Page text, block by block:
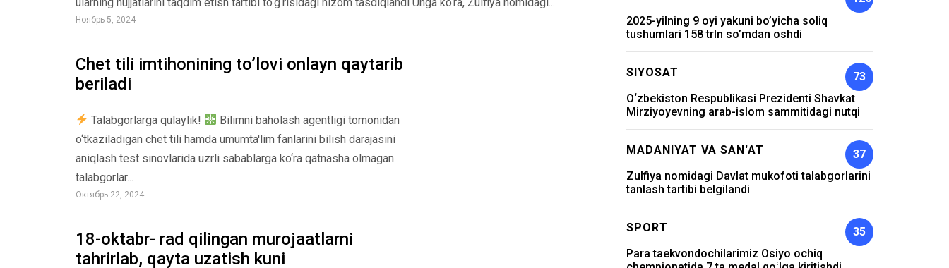
Ноябрь 5, 2024
Chet tili imtihonining to’lovi onlayn qaytarib
beriladi
Talabgorlarga qulaylik!
Bilimni baholash agentligi tomonidan
o‘tkaziladigan chet tili hamda umumta'lim fanlarini bilish darajasini
aniqlash test sinovlarida uzrli sabablarga ko‘ra qatnasha olmagan
talabgorlar...
Октябрь 22, 2024
18-oktabr- rad qilingan murojaatlarni
tahrirlab, qayta uzatish kuni
2025-yilning 9 oyi yakuni bo’yicha soliq
tushumlari 158 trln so’mdan oshdi
SIYOSAT
73
O‘zbekiston Respublikasi Prezidenti Shavkat
Mirziyoyevning arab-islom sammitidagi nutqi
MADANIYAT VA SAN'AT
37
Zulfiya nomidagi Davlat mukofoti talabgorlarini
tanlash tartibi belgilandi
SPORT
35
Para taekvondochilarimiz Osiyo ochiq